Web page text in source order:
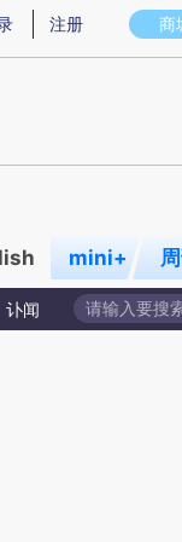
图存在偏差。不代表财
商
注册
mini+
讣闻